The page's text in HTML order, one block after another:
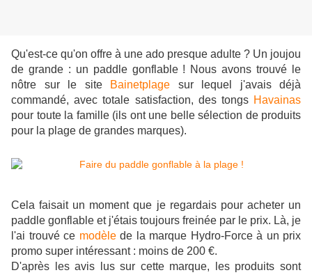
Qu'est-ce qu'on offre à une ado presque adulte ? Un joujou
de grande : un paddle gonflable ! Nous avons trouvé le
nôtre sur le site
Bainetplage sur lequel j'avais déjà
commandé, avec totale satisfaction, des tongs Havainas
pour toute la famille (ils ont une belle sélection de produits
pour la plage de grandes marques).
Cela faisait un moment que je regardais pour acheter un
paddle gonflable et j'étais toujours freinée par le prix. Là, je
l'ai trouvé ce modèlede la marque Hydro-Force à un prix
promo super intéressant : moins de 200 €.
D'après les avis lus sur cette marque, les produits sont